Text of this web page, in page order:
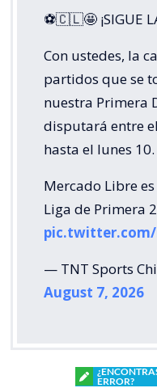
⚽🇨🇱🤩 ¡SIGUE
Con ustedes, la
partidos que se
nuestra Primera
disputará entre
hasta el lunes 10.
Mercado Libre
Liga de Primera
pic.twitter.com/
— TNT Sports
August 7, 2026
ERROR?